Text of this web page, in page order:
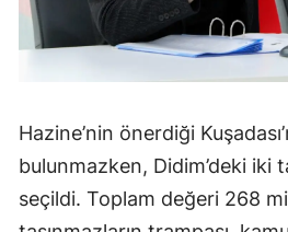
Hazine’nin önerdiği
bulunmazken, Didim’deki iki
seçildi. Toplam değeri 268